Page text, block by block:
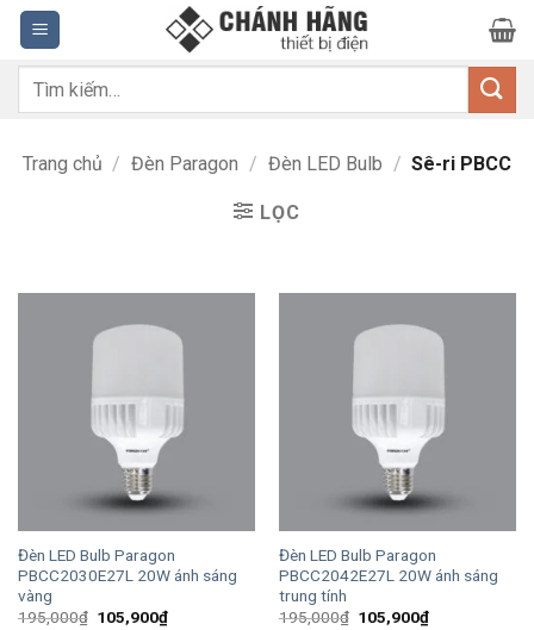
Bỏ
qua
nội
dung
Tìm
Trang chủ / Đèn Paragon / Đèn LED Bulb / Sê-ri PBCC
LỌC
Đèn LED Bulb Paragon
PBCC2030E27L 20W ánh sáng
vàng
195,000₫ Giá
105,900₫Giá
Đèn LED Bulb Paragon
PBCC2042E27L 20W ánh sáng
trung tính
195,000₫ Giá
105,900₫Giá